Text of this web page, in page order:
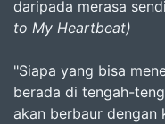
daripada merasa
to My Heartbeat)
"Siapa yang bisa
berada di tengah-
akan berbaur dengan